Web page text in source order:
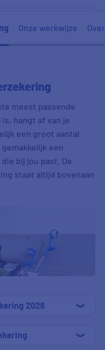
Onze werkwijze
meest passende
hangt af van je
een groot aantal
een
bij jou past. De
staat altijd bovenaan
2026